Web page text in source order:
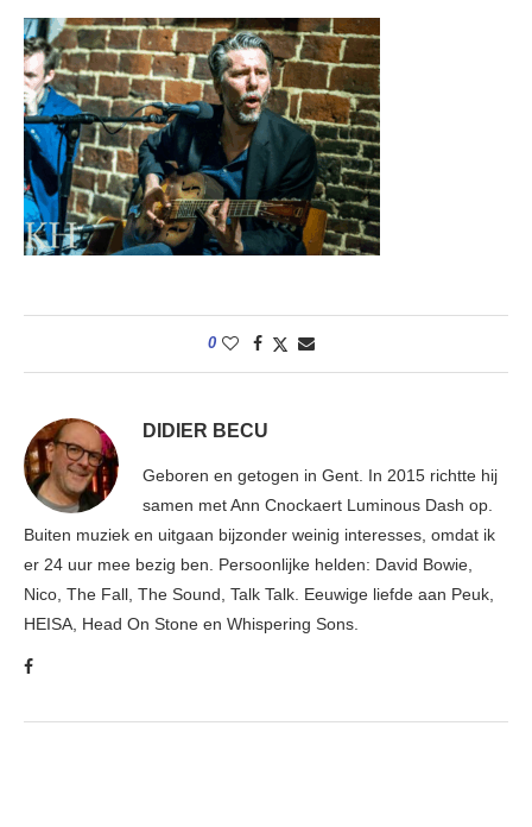
0
DIDIER BECU
Geboren en getogen in Gent. In 2015 richtte hij
samen met Ann Cnockaert Luminous Dash op.
Buiten muziek en uitgaan bijzonder weinig interesses, omdat ik
er 24 uur mee bezig ben. Persoonlijke helden: David Bowie,
Nico, The Fall, The Sound, Talk Talk. Eeuwige liefde aan Peuk,
HEISA, Head On Stone en Whispering Sons.